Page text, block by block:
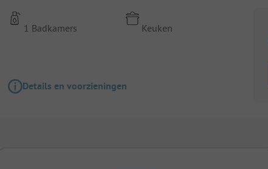
1 Badkamers Keuken
Details en voorzieningen